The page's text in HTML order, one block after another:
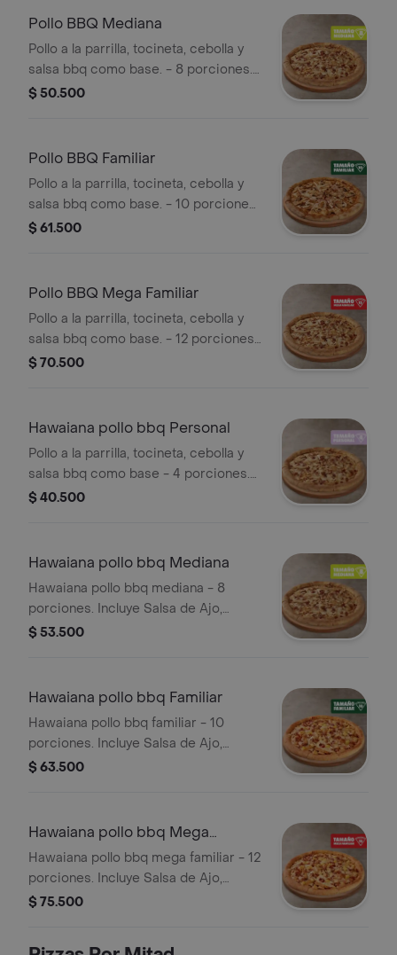
Pollo BBQ Mediana
Pollo a la parrilla, tocineta, cebolla y
salsa bbq como base. - 8 porciones.
Incluye Salsa de Ajo, Sazonador
$ 50.500
Pollo BBQ Familiar
Pollo a la parrilla, tocineta, cebolla y
salsa bbq como base. - 10 porciones.
Incluye Salsa de Ajo, Sazonador
$ 61.500
Pollo BBQ Mega Familiar
Pollo a la parrilla, tocineta, cebolla y
salsa bbq como base. - 12 porciones.
Incluye Salsa de Ajo, Sazonador
$ 70.500
Hawaiana pollo bbq Personal
Pollo a la parrilla, tocineta, cebolla y
salsa bbq como base - 4 porciones.
Incluye Salsa de Ajo, Sazonador
$ 40.500
Hawaiana pollo bbq Mediana
Hawaiana pollo bbq mediana - 8
porciones. Incluye Salsa de Ajo,
Sazonador Pimienta Roja y
$ 53.500
Hawaiana pollo bbq Familiar
Hawaiana pollo bbq familiar - 10
porciones. Incluye Salsa de Ajo,
Sazonador Pimienta Roja y
$ 63.500
Hawaiana pollo bbq Mega
Familiar
Hawaiana pollo bbq mega familiar - 12
porciones. Incluye Salsa de Ajo,
Sazonador Pimienta Roja y
$ 75.500